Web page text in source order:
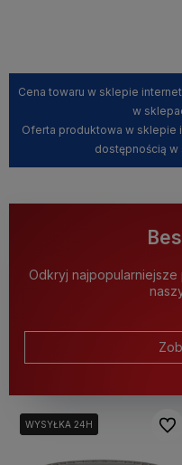
Cena towaru w sklepie
w
Oferta produktowa w sklepie
dostępnością w
Odkryj
WYSYŁKA 24H
WYSYŁKA 24H Do